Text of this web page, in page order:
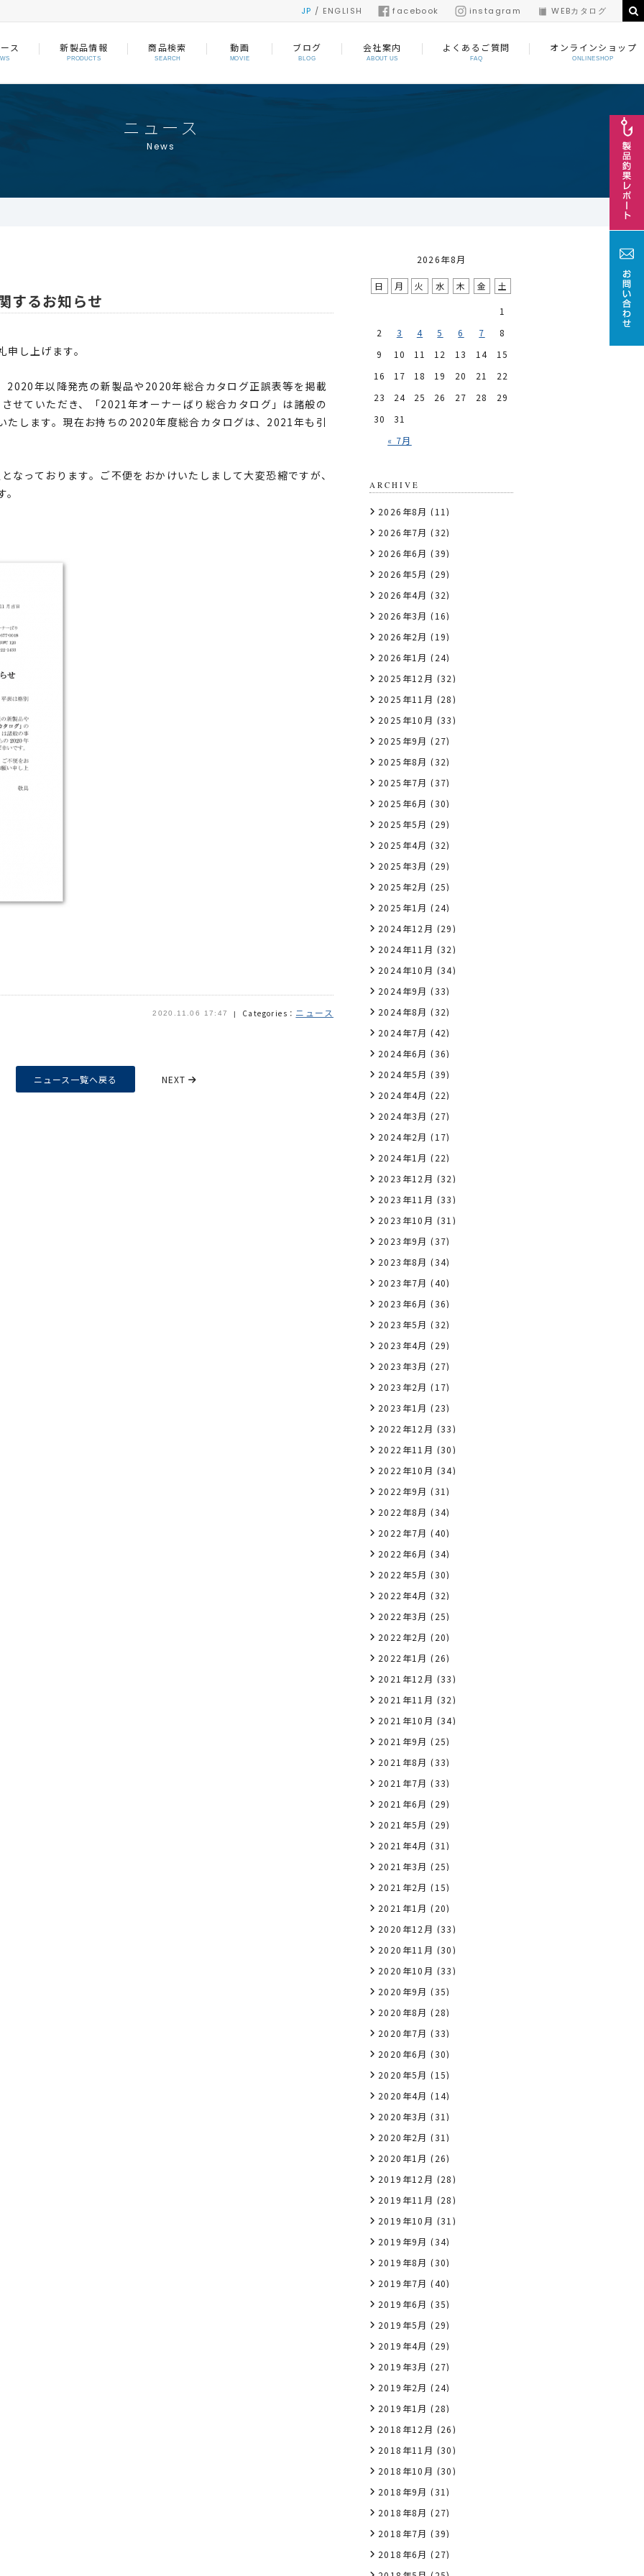
JP / ENGLISH facebook instagram WEBカタログ
ス 新製品情報
PRODUCTS
商品検索
SEARCH
動画
MOVIE
ブログ
BLOG
会社案内
ABOUT US
よくあるご質問
FAQ
オンラインショップ
ONLINESHOP
ニュース
News
するお知らせ
し上げます。
年以降発売の新製品や2020年総合カタログ正誤表等を掲載
せていただき、「2021年オーナーばり総合カタログ」は諸般の
たします。現在お持ちの2020年度総合カタログは、2021年も引
っております。ご不便をおかけいたしまして大変恐縮ですが、
2020.11.06 17:47 Categories： ニュース
ニュース一覧へ戻る NEXT
2026年8月
日 月 火 水 木 金 土
« 7月
1
2
3 4 5 6 7
8
9
10 11 12 13 14
15
16
17 18 19 20 21
22
23
24 25 26 27 28
29
30
31
ARCHIVE
2026年8月 (11)
2026年7月 (32)
2026年6月 (39)
2026年5月 (29)
2026年4月 (32)
2026年3月 (16)
2026年2月 (19)
2026年1月 (24)
2025年12月 (32)
2025年11月 (28)
2025年10月 (33)
2025年9月 (27)
2025年8月 (32)
2025年7月 (37)
2025年6月 (30)
2025年5月 (29)
2025年4月 (32)
2025年3月 (29)
2025年2月 (25)
2025年1月 (24)
2024年12月 (29)
2024年11月 (32)
2024年10月 (34)
2024年9月 (33)
2024年8月 (32)
2024年7月 (42)
2024年6月 (36)
2024年5月 (39)
2024年4月 (22)
2024年3月 (27)
2024年2月 (17)
2024年1月 (22)
2023年12月 (32)
2023年11月 (33)
2023年10月 (31)
2023年9月 (37)
2023年8月 (34)
2023年7月 (40)
2023年6月 (36)
2023年5月 (32)
2023年4月 (29)
2023年3月 (27)
2023年2月 (17)
2023年1月 (23)
2022年12月 (33)
2022年11月 (30)
2022年10月 (34)
2022年9月 (31)
2022年8月 (34)
2022年7月 (40)
2022年6月 (34)
2022年5月 (30)
2022年4月 (32)
2022年3月 (25)
2022年2月 (20)
2022年1月 (26)
2021年12月 (33)
2021年11月 (32)
2021年10月 (34)
2021年9月 (25)
2021年8月 (33)
2021年7月 (33)
2021年6月 (29)
2021年5月 (29)
2021年4月 (31)
2021年3月 (25)
2021年2月 (15)
2021年1月 (20)
2020年12月 (33)
2020年11月 (30)
2020年10月 (33)
2020年9月 (35)
2020年8月 (28)
2020年7月 (33)
2020年6月 (30)
2020年5月 (15)
2020年4月 (14)
2020年3月 (31)
2020年2月 (31)
2020年1月 (26)
2019年12月 (28)
2019年11月 (28)
2019年10月 (31)
2019年9月 (34)
2019年8月 (30)
2019年7月 (40)
2019年6月 (35)
2019年5月 (29)
2019年4月 (29)
2019年3月 (27)
2019年2月 (24)
2019年1月 (28)
2018年12月 (26)
2018年11月 (30)
2018年10月 (30)
2018年9月 (31)
2018年8月 (27)
2018年7月 (39)
2018年6月 (27)